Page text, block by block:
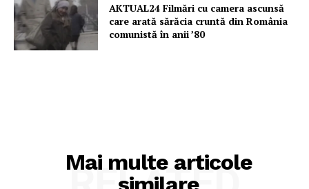
AKTUAL24 Filmări cu camera ascunsă
care arată sărăcia cruntă din România
comunistă în anii ’80
Mai multe articole